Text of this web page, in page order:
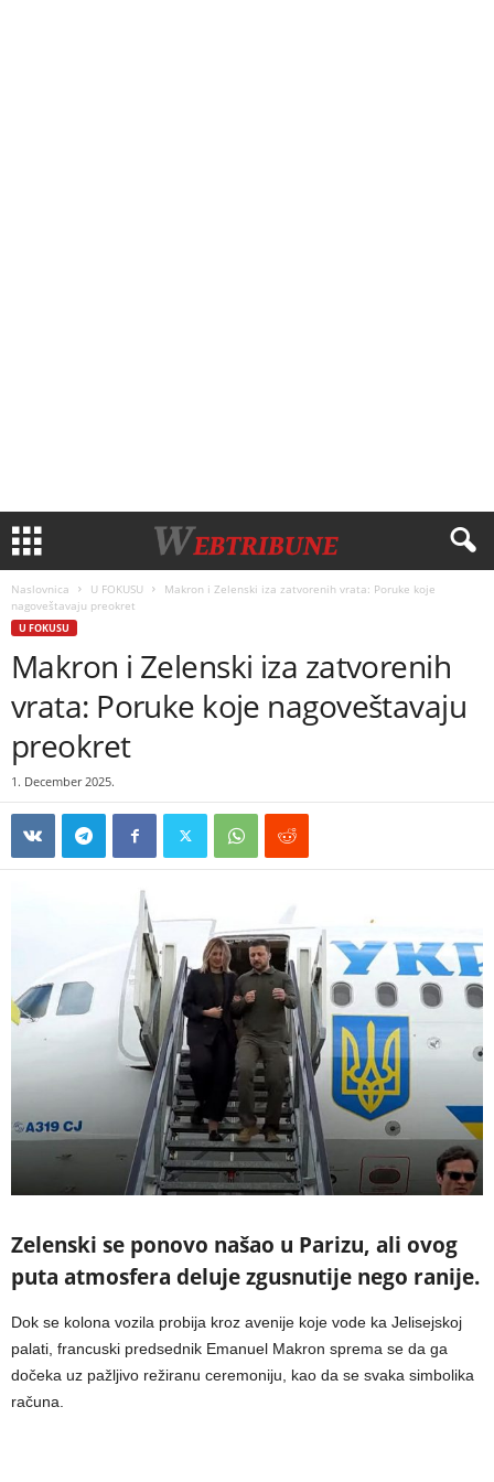
Naslovnica U FOKUSU
Makron i Zelenski iza zatvorenih vrata: Poruke koje
nagoveštavaju preokret
U FOKUSU
Makron i Zelenski iza zatvorenih
vrata: Poruke koje nagoveštavaju
preokret
1. December 2025.
Zelenski se ponovo našao u Parizu, ali ovog
puta atmosfera deluje zgusnutije nego ranije.
Dok se kolona vozila probija kroz avenije koje vode ka Jelisejskoj
palati, francuski predsednik Emanuel Makron sprema se da ga
dočeka uz pažljivo režiranu ceremoniju, kao da se svaka simbolika
računa.